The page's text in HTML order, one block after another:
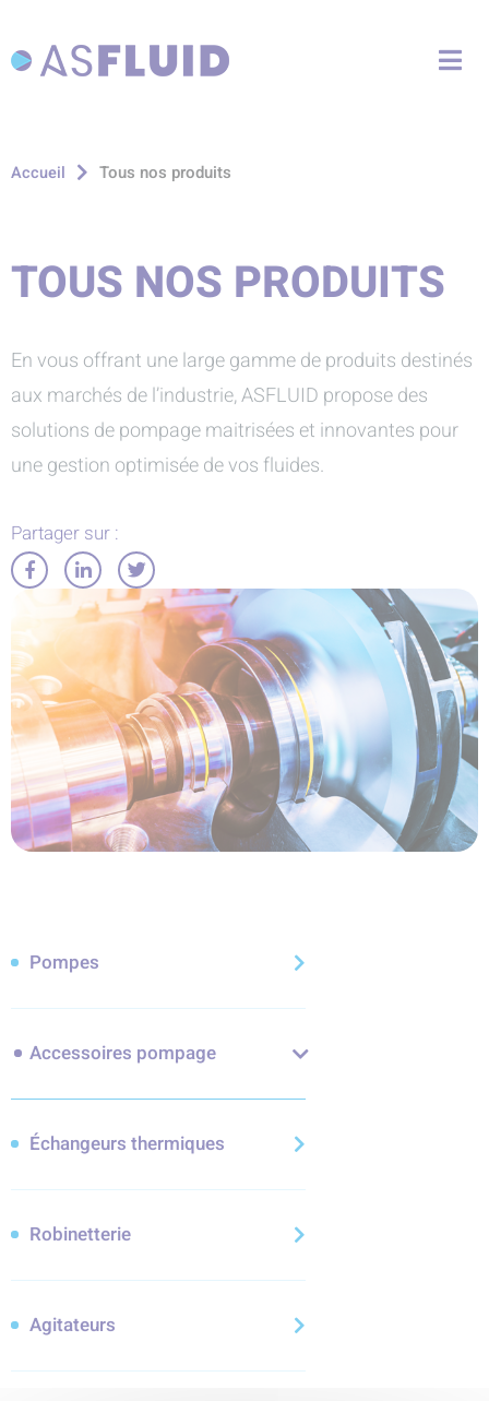
Aller à la recherche
Accueil Tous nos produits
TOUS NOS PRODUITS
En vous offrant une large gamme de produits destinés
aux marchés de l’industrie, ASFLUID propose des
solutions de pompage maitrisées et innovantes pour
une gestion optimisée de vos fluides.
Partager sur :
Partager
Facebook
Partager
sur
LinkedIn
Partager
sur
Twitter
Pompes
Accessoires pompage
Échangeurs thermiques
Robinetterie
Agitateurs